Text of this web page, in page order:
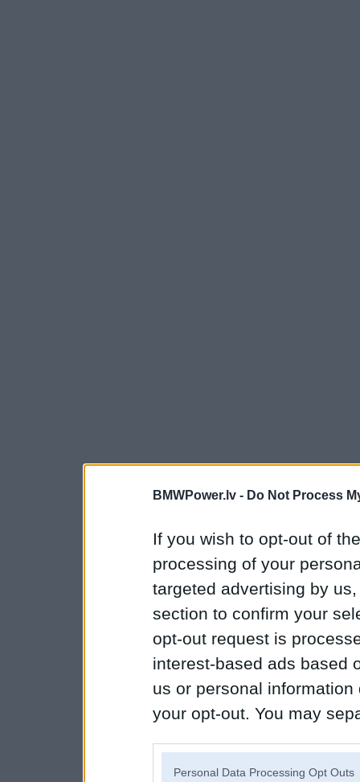
BMWPower.lv - Do Not Process
If you wish to opt-out of
processing of your
targeted advertising by
section to confirm your
opt-out request is
interest-based ads based
us or personal
your opt-out. You may
Personal Data Processing Opt Outs